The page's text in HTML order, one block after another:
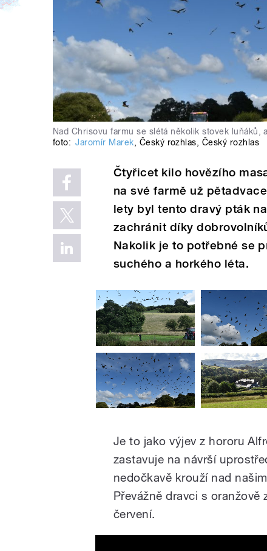
Nad Chrisovu farmu se slétá několik stovek
foto: Jaromír Marek, Český rozhlas, Český rozhlas
Čtyřicet kilo hovězího
na své farmě už
lety byl tento dravý pták
zachránit díky
Nakolik je to potřebné se
suchého a horkého léta.
Je to jako výjev z hororu
zastavuje na návrší
nedočkavě krouží nad
Převážně dravci s
červení.